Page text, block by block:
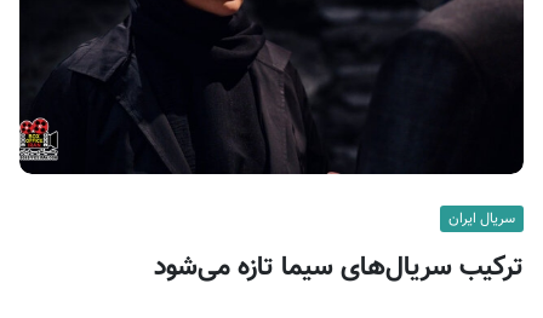
سریال ایران
ترکیب سریال‌های سیما تازه می‌شود